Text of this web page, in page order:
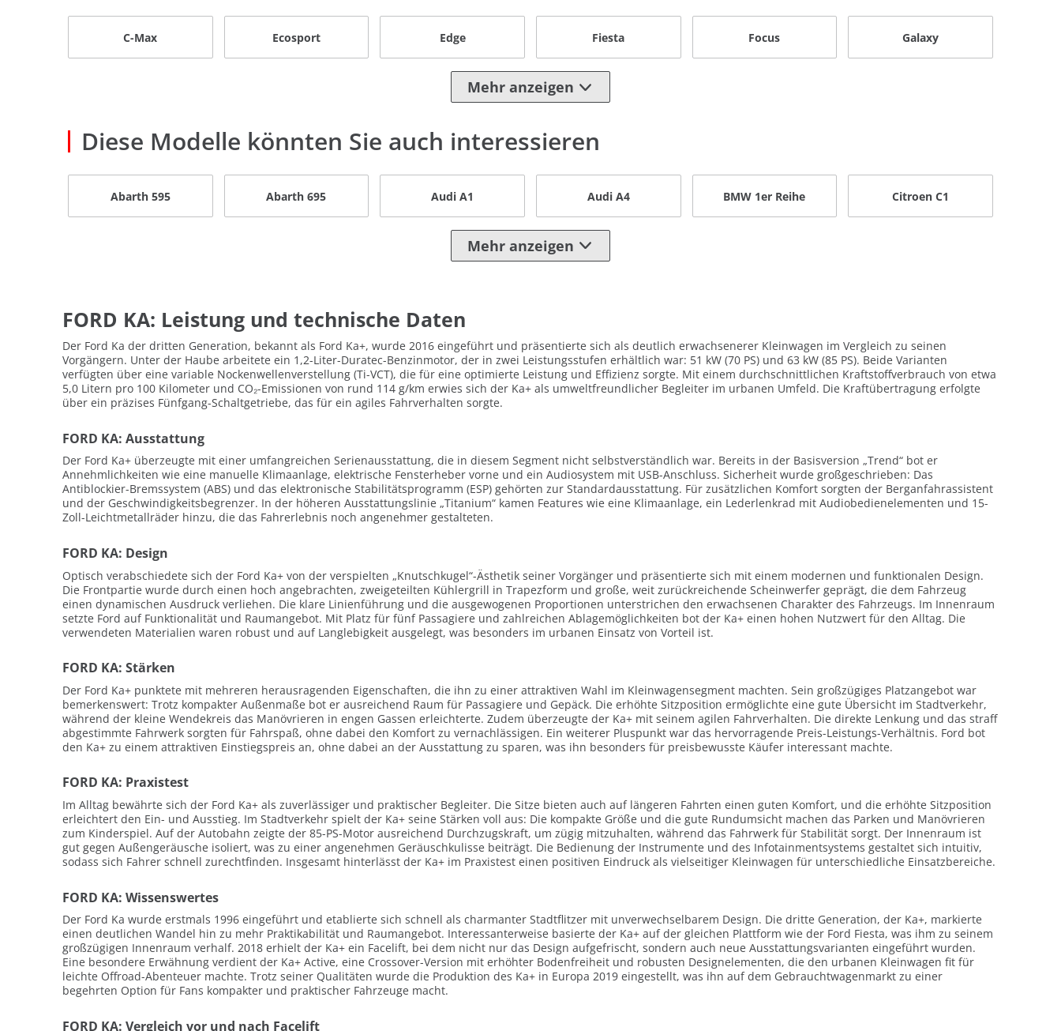
C-Max Ecosport Edge Fiesta Focus Galaxy
Mehr anzeigen
Diese Modelle könnten Sie auch interessieren
Abarth 595 Abarth 695 Audi A1 Audi A4 BMW 1er Reihe Citroen C1
Mehr anzeigen
FORD KA: Leistung und technische Daten
Der Ford Ka der dritten Generation, bekannt als Ford Ka+, wurde 2016 eingeführt und präsentierte sich als deutlich erwachsenerer Kleinwagen im Vergleich zu seinen
Vorgängern. Unter der Haube arbeitete ein 1,2-Liter-Duratec-Benzinmotor, der in zwei Leistungsstufen erhältlich war: 51 kW (70 PS) und 63 kW (85 PS). Beide Varianten
verfügten über eine variable Nockenwellenverstellung (Ti-VCT), die für eine optimierte Leistung und Effizienz sorgte. Mit einem durchschnittlichen Kraftstoffverbrauch von etwa
5,0 Litern pro 100 Kilometer und CO₂-Emissionen von rund 114 g/km erwies sich der Ka+ als umweltfreundlicher Begleiter im urbanen Umfeld. Die Kraftübertragung erfolgte
über ein präzises Fünfgang-Schaltgetriebe, das für ein agiles Fahrverhalten sorgte.
FORD KA: Ausstattung
Der Ford Ka+ überzeugte mit einer umfangreichen Serienausstattung, die in diesem Segment nicht selbstverständlich war. Bereits in der Basisversion „Trend“ bot er
Annehmlichkeiten wie eine manuelle Klimaanlage, elektrische Fensterheber vorne und ein Audiosystem mit USB-Anschluss. Sicherheit wurde großgeschrieben: Das
Antiblockier-Bremssystem (ABS) und das elektronische Stabilitätsprogramm (ESP) gehörten zur Standardausstattung. Für zusätzlichen Komfort sorgten der Berganfahrassistent
und der Geschwindigkeitsbegrenzer. In der höheren Ausstattungslinie „Titanium“ kamen Features wie eine Klimaanlage, ein Lederlenkrad mit Audiobedienelementen und 15-
Zoll-Leichtmetallräder hinzu, die das Fahrerlebnis noch angenehmer gestalteten.
FORD KA: Design
Optisch verabschiedete sich der Ford Ka+ von der verspielten „Knutschkugel“-Ästhetik seiner Vorgänger und präsentierte sich mit einem modernen und funktionalen Design.
Die Frontpartie wurde durch einen hoch angebrachten, zweigeteilten Kühlergrill in Trapezform und große, weit zurückreichende Scheinwerfer geprägt, die dem Fahrzeug
einen dynamischen Ausdruck verliehen. Die klare Linienführung und die ausgewogenen Proportionen unterstrichen den erwachsenen Charakter des Fahrzeugs. Im Innenraum
setzte Ford auf Funktionalität und Raumangebot. Mit Platz für fünf Passagiere und zahlreichen Ablagemöglichkeiten bot der Ka+ einen hohen Nutzwert für den Alltag. Die
verwendeten Materialien waren robust und auf Langlebigkeit ausgelegt, was besonders im urbanen Einsatz von Vorteil ist.
FORD KA: Stärken
Der Ford Ka+ punktete mit mehreren herausragenden Eigenschaften, die ihn zu einer attraktiven Wahl im Kleinwagensegment machten. Sein großzügiges Platzangebot war
bemerkenswert: Trotz kompakter Außenmaße bot er ausreichend Raum für Passagiere und Gepäck. Die erhöhte Sitzposition ermöglichte eine gute Übersicht im Stadtverkehr,
während der kleine Wendekreis das Manövrieren in engen Gassen erleichterte. Zudem überzeugte der Ka+ mit seinem agilen Fahrverhalten. Die direkte Lenkung und das straff
abgestimmte Fahrwerk sorgten für Fahrspaß, ohne dabei den Komfort zu vernachlässigen. Ein weiterer Pluspunkt war das hervorragende Preis-Leistungs-Verhältnis. Ford bot
den Ka+ zu einem attraktiven Einstiegspreis an, ohne dabei an der Ausstattung zu sparen, was ihn besonders für preisbewusste Käufer interessant machte.
FORD KA: Praxistest
Im Alltag bewährte sich der Ford Ka+ als zuverlässiger und praktischer Begleiter. Die Sitze bieten auch auf längeren Fahrten einen guten Komfort, und die erhöhte Sitzposition
erleichtert den Ein- und Ausstieg. Im Stadtverkehr spielt der Ka+ seine Stärken voll aus: Die kompakte Größe und die gute Rundumsicht machen das Parken und Manövrieren
zum Kinderspiel. Auf der Autobahn zeigte der 85-PS-Motor ausreichend Durchzugskraft, um zügig mitzuhalten, während das Fahrwerk für Stabilität sorgt. Der Innenraum ist
gut gegen Außengeräusche isoliert, was zu einer angenehmen Geräuschkulisse beiträgt. Die Bedienung der Instrumente und des Infotainmentsystems gestaltet sich intuitiv,
sodass sich Fahrer schnell zurechtfinden. Insgesamt hinterlässt der Ka+ im Praxistest einen positiven Eindruck als vielseitiger Kleinwagen für unterschiedliche Einsatzbereiche.
FORD KA: Wissenswertes
Der Ford Ka wurde erstmals 1996 eingeführt und etablierte sich schnell als charmanter Stadtflitzer mit unverwechselbarem Design. Die dritte Generation, der Ka+, markierte
einen deutlichen Wandel hin zu mehr Praktikabilität und Raumangebot. Interessanterweise basierte der Ka+ auf der gleichen Plattform wie der Ford Fiesta, was ihm zu seinem
großzügigen Innenraum verhalf. 2018 erhielt der Ka+ ein Facelift, bei dem nicht nur das Design aufgefrischt, sondern auch neue Ausstattungsvarianten eingeführt wurden.
Eine besondere Erwähnung verdient der Ka+ Active, eine Crossover-Version mit erhöhter Bodenfreiheit und robusten Designelementen, die den urbanen Kleinwagen fit für
leichte Offroad-Abenteuer machte. Trotz seiner Qualitäten wurde die Produktion des Ka+ in Europa 2019 eingestellt, was ihn auf dem Gebrauchtwagenmarkt zu einer
begehrten Option für Fans kompakter und praktischer Fahrzeuge macht.
FORD KA: Vergleich vor und nach Facelift